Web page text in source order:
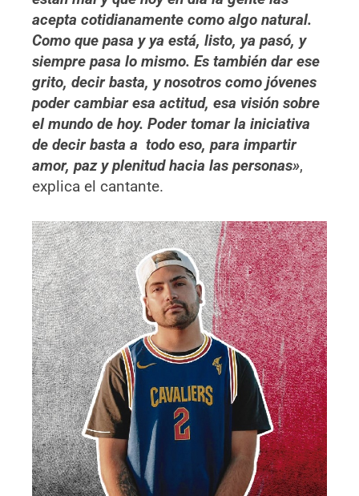
acepta cotidianamente como algo natural.
Como que pasa y ya está, listo, ya pasó, y
siempre pasa lo mismo. Es también dar ese
grito, decir basta, y nosotros como jóvenes
poder cambiar esa actitud, esa visión sobre
el mundo de hoy. Poder tomar la iniciativa
de decir basta a todo eso, para impartir
amor, paz y plenitud hacia las personas»,
explica el cantante.